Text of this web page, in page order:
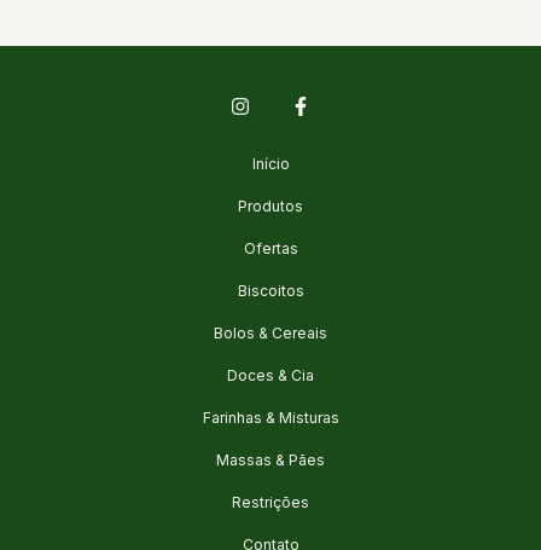
Início
Produtos
Ofertas
Biscoitos
Bolos & Cereais
Doces & Cia
Farinhas & Misturas
Massas & Pães
Restrições
Contato